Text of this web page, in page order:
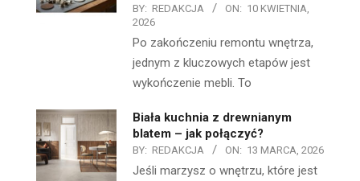
BY: REDAKCJA ON: 10 KWIETNIA,
2026
Po zakończeniu remontu wnętrza,
jednym z kluczowych etapów jest
wykończenie mebli. To
Biała kuchnia z drewnianym
blatem – jak połączyć?
BY: REDAKCJA ON: 13 MARCA, 2026
Jeśli marzysz o wnętrzu, które jest